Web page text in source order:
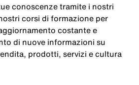
conoscenze tramite i nostri
corsi di formazione per
costante e
di nuove informazioni su
prodotti, servizi e cultura